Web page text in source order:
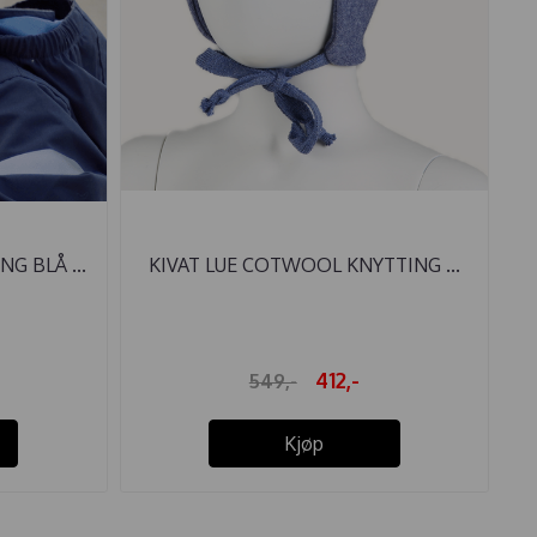
BLÅ ... KIVAT LUE COTWOOL KNYTTING ...
549,- 412,-
Kjøp